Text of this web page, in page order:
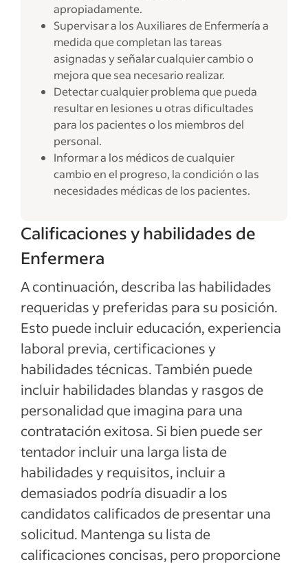
apropiadamente.
Supervisar a los Auxiliares de Enfermería a
medida que completan las tareas
asignadas y señalar cualquier cambio o
mejora que sea necesario realizar.
Detectar cualquier problema que pueda
resultar en lesiones u otras dificultades
para los pacientes o los miembros del
personal.
Informar a los médicos de cualquier
cambio en el progreso, la condición o las
necesidades médicas de los pacientes.
Calificaciones y habilidades de
Enfermera
A continuación, describa las habilidades
requeridas y preferidas para su posición.
Esto puede incluir educación, experiencia
laboral previa, certificaciones y
habilidades técnicas. También puede
incluir habilidades blandas y rasgos de
personalidad que imagina para una
contratación exitosa. Si bien puede ser
tentador incluir una larga lista de
habilidades y requisitos, incluir a
demasiados podría disuadir a los
candidatos calificados de presentar una
solicitud. Mantenga su lista de
calificaciones concisas, pero proporcione